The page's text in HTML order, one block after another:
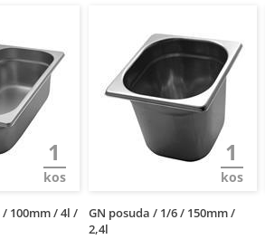
1
kos
/ 100mm / 4l /
1
kos
GN posuda / 1/6 / 150mm /
2,4l